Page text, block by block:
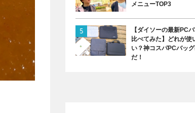
メニューTOP3
【ダイソーの最新PC
比べてみた】どれが使
い？神コスパPCバッ
だ！